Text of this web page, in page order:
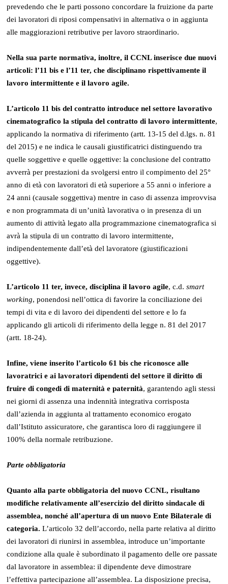
prevedendo che le parti possono concordare la fruizione da parte
dei lavoratori di riposi compensativi in alternativa o in aggiunta
alle maggiorazioni retributive per lavoro straordinario.
Nella sua parte normativa, inoltre, il CCNL inserisce due nuovi
articoli: l’11 bis e l’11 ter, che disciplinano rispettivamente il
lavoro intermittente e il lavoro agile.
L’articolo 11 bis del contratto introduce nel settore lavorativo
cinematografico la stipula del contratto di lavoro intermittente,
applicando la normativa di riferimento (artt. 13-15 del d.lgs. n. 81
del 2015) e ne indica le causali giustificatrici distinguendo tra
quelle soggettive e quelle oggettive: la conclusione del contratto
avverrà per prestazioni da svolgersi entro il compimento del 25°
anno di età con lavoratori di età superiore a 55 anni o inferiore a
24 anni (causale soggettiva) mentre in caso di assenza improvvisa
e non programmata di un’unità lavorativa o in presenza di un
aumento di attività legato alla programmazione cinematografica si
avrà la stipula di un contratto di lavoro intermittente,
indipendentemente dall’età del lavoratore (giustificazioni
oggettive).
L’articolo 11 ter, invece, disciplina il lavoro agile, c.d.smart
working, ponendosi nell’ottica di favorire la conciliazione dei
tempi di vita e di lavoro dei dipendenti del settore e lo fa
applicando gli articoli di riferimento della legge n. 81 del 2017
(artt. 18-24).
Infine, viene inserito l’articolo 61 bis che riconosce alle
lavoratrici e ai lavoratori dipendenti del settore il diritto di
fruire di congedi di maternità e paternità, garantendo agli stessi
nei giorni di assenza una indennità integrativa corrisposta
dall’azienda in aggiunta al trattamento economico erogato
dall’Istituto assicuratore, che garantisca loro di raggiungere il
100% della normale retribuzione.
Parte obbligatoria
Quanto alla parte obbligatoria del nuovo CCNL, risultano
modifiche relativamente all’esercizio del diritto sindacale di
assemblea, nonché all’apertura di un nuovo Ente Bilaterale di
categoria.L’articolo 32 dell’accordo, nella parte relativa al diritto
dei lavoratori di riunirsi in assemblea, introduce un’importante
condizione alla quale è subordinato il pagamento delle ore passate
dal lavoratore in assemblea: il dipendente deve dimostrare
l’effettiva partecipazione all’assemblea. La disposizione precisa,